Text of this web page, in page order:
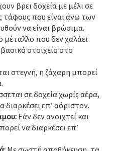
βρει δοχεία με μέλι σε
τάφους που είναι άνω των
να είναι βρώσιμα.
που δεν χαλάει
στοιχείο στο
στεγνή, η ζάχαρη μπορεί
σε δοχεία χωρίς αέρα,
διαρκέσει επ’ αόριστον.
Εάν δεν ανοιχτεί και
να διαρκέσει επ’